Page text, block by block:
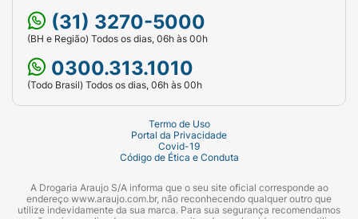
(31) 3270-5000
(BH e Região) Todos os dias, 06h às 00h
0300.313.1010
(Todo Brasil) Todos os dias, 06h às 00h
Termo de Uso
Portal da Privacidade
Covid-19
Código de Ética e Conduta
A Drogaria Araujo S/A informa que o seu site oficial corresponde ao
endereço www.araujo.com.br, não reconhecendo qualquer outro que
utilize indevidamente da sua marca. Para sua segurança recomendamos